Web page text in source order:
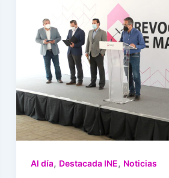
Al día, Destacada INE, Noticias